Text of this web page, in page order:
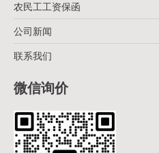
农民工工资保函
公司新闻
联系我们
微信询价